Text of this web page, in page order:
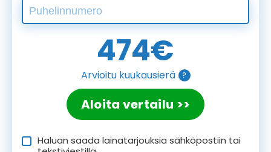
474€
Arvioitu kuukausierä ?
Aloita vertailu >>
Haluan saada lainatarjouksia sähköpostiin tai